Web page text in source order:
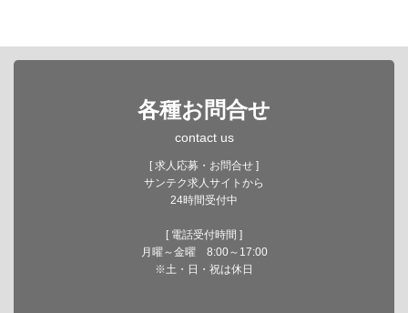
各種お問合せ
contact us
[ 求人応募・お問合せ ]
サンテク求人サイトから
24時間受付中
[ 電話受付時間 ]
月曜～金曜 8:00～17:00
※土・日・祝は休日